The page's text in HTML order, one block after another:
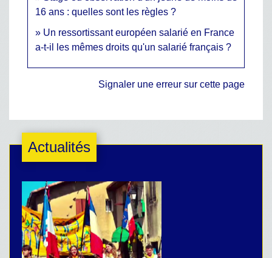
16 ans : quelles sont les règles ?
Un ressortissant européen salarié en France
a-t-il les mêmes droits qu'un salarié français ?
Signaler une erreur sur cette page
Actualités